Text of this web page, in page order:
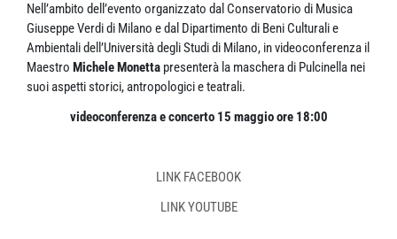
Nell’ambito dell’evento organizzato dal Conservatorio di Musica
Giuseppe Verdi di Milano e dal Dipartimento di Beni Culturali e
Ambientali dell’Università degli Studi di Milano, in videoconferenza il
Maestro Michele Monetta presenterà la maschera di Pulcinella nei
suoi aspetti storici, antropologici e teatrali.
videoconferenza e concerto 15 maggio ore 18:00
LINK FACEBOOK
LINK YOUTUBE